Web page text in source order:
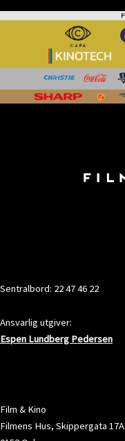
Sentralbord: 22 47 46 22
Ansvarlig utgiver:
Espen Lundberg Pedersen
Film & Kino
Filmens Hus, Skippergata 17A